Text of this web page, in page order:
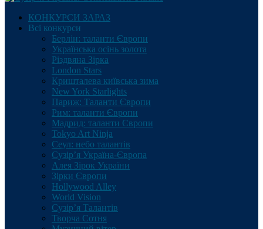
КОНКУРСИ ЗАРАЗ
Всі конкурси
Берлін: таланти Європи
Українська осінь золота
Різдвяна Зірка
London Stars
Кришталева київська зима
New York Starlights
Париж: Таланти Європи
Рим: таланти Європи
Мадрид: таланти Європи
Tokyo Art Ninja
Сеул: небо талантів
Сузір’я Україна-Європа
Алея Зірок України
Зірки Європи
Hollywood Alley
World Vision
Сузір’я Талантів
Творча Сотня